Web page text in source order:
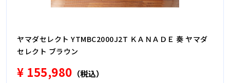
ヤマダセレクト YTMBC2000J2T ＫＡＮＡＤＥ 奏 ヤマダ
セレクト ブラウン
¥ 155,980 （税込）